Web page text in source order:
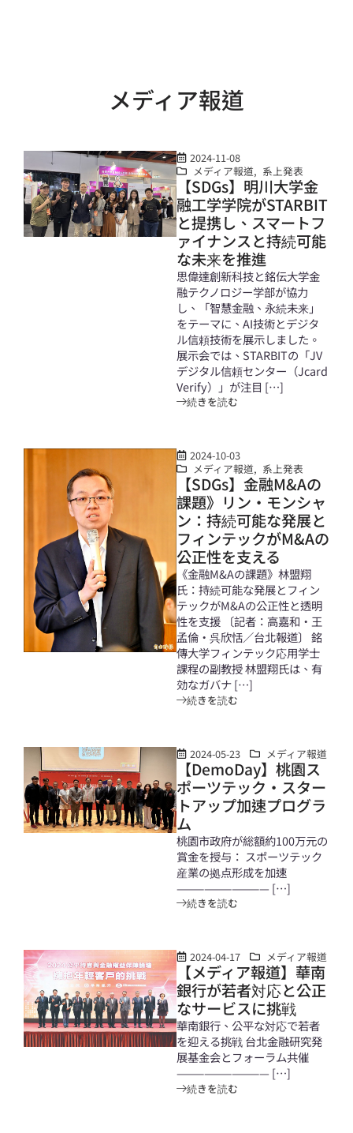
メディア報道
2024-11-08
メディア報道, 系上発表
【SDGs】明川大学金
融工学学院がSTARBIT
と提携し、スマートフ
ァイナンスと持続可能
な未来を推進
思偉達創新科技と銘伝大学金
融テクノロジー学部が協力
し、「智慧金融、永続未来」
をテーマに、AI技術とデジタ
ル信頼技術を展示しました。
展示会では、STARBITの「JV
デジタル信頼センター（Jcard
Verify）」が注目 […]
続きを読む
2024-10-03
メディア報道, 系上発表
【SDGs】金融M&Aの
課題》リン・モンシャ
ン：持続可能な発展と
フィンテックがM&Aの
公正性を支える
《金融M&Aの課題》林盟翔
氏：持続可能な発展とフィン
テックがM&Aの公正性と透明
性を支援 〔記者：高嘉和・王
孟倫・呉欣恬／台北報道〕 銘
傳大学フィンテック応用学士
課程の副教授 林盟翔氏は、有
効なガバナ […]
続きを読む
2024-05-23 メディア報道
【DemoDay】桃園ス
ポーツテック・スター
トアップ加速プログラ
ム
桃園市政府が総額約100万元の
賞金を授与： スポーツテック
産業の拠点形成を加速
—————————— […]
続きを読む
2024-04-17 メディア報道
【メディア報道】華南
銀行が若者対応と公正
なサービスに挑戦
華南銀行、公平な対応で若者
を迎える挑戦 台北金融研究発
展基金会とフォーラム共催
—————————— […]
続きを読む